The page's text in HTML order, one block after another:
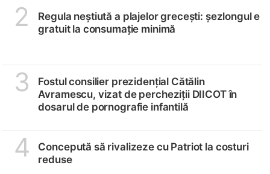
2
Regula neștiută a plajelor grecești: șezlongul e
gratuit la consumație minimă
3
Fostul consilier prezidențial Cătălin
Avramescu, vizat de percheziții DIICOT în
dosarul de pornografie infantilă
4
Concepută să rivalizeze cu Patriot la costuri
reduse